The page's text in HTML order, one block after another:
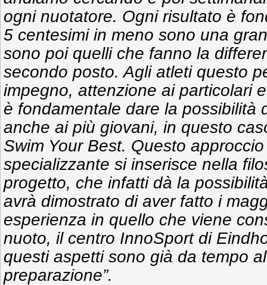
ogni nuotatore. Ogni risultato è
5 centesimi in meno sono una
sono poi quelli che fanno la
secondo posto. Agli atleti questo
impegno, attenzione ai particolari
è fondamentale dare la possibilità
anche ai più giovani, in questo
Swim Your Best. Questo
specializzante si inserisce nella
progetto, che infatti dà la
avrà dimostrato di aver fatto i
esperienza in quello che viene
nuoto, il centro InnoSport di
questi aspetti sono già da tempo
preparazione”.